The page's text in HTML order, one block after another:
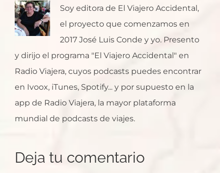
Soy editora de El Viajero Accidental,
el proyecto que comenzamos en
2017 José Luis Conde y yo. Presento
y dirijo el programa "El Viajero Accidental" en
Radio Viajera, cuyos podcasts puedes encontrar
en Ivoox, iTunes, Spotify... y por supuesto en la
app de Radio Viajera, la mayor plataforma
mundial de podcasts de viajes.
Deja tu comentario